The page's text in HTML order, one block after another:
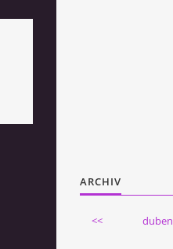
ARCHIV
<< duben